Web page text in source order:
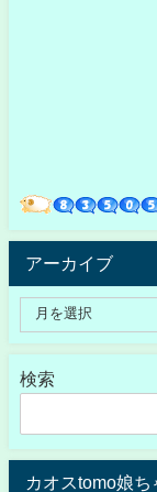
アーカイブ
検索
カオスtomo娘